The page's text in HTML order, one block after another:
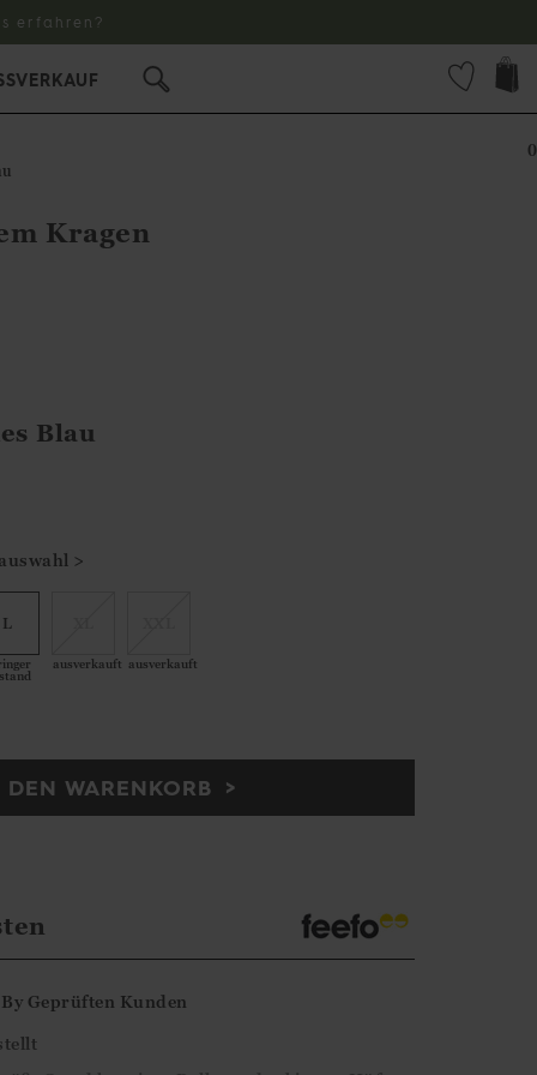
erfahren?
0
Kragen
Blau
>
L
ausverkauft ausverkauft
DEN WARENKORB
By Geprüften Kunden